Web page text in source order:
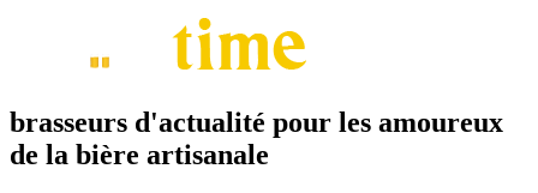
brasseurs d'actualité pour les amoureux
de la bière artisanale